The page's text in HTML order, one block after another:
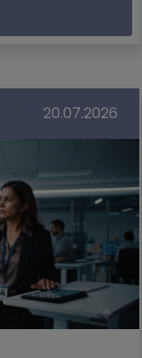
20.07.2026